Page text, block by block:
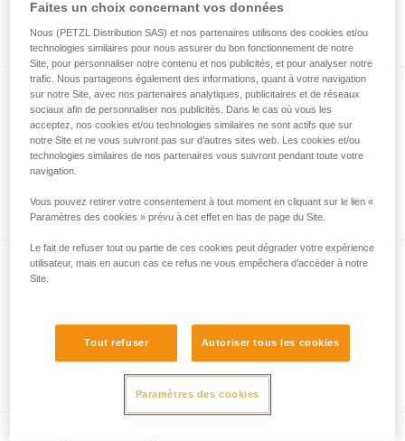
Nœuds
Nœuds autobloquants
Faites un choix concernant vos données
Nous (PETZL Distribution SAS) et nos partenaires utilisons des cookies et/ou
technologies similaires pour nous assurer du bon fonctionnement de notre
Site, pour personnaliser notre contenu et nos publicités, et pour analyser notre
trafic. Nous partageons également des informations, quant à votre navigation
sur notre Site, avec nos partenaires analytiques, publicitaires et de réseaux
sociaux afin de personnaliser nos publicités. Dans le cas où vous les
acceptez, nos cookies et/ou technologies similaires ne sont actifs que sur
notre Site et ne vous suivront pas sur d’autres sites web. Les cookies et/ou
technologies similaires de nos partenaires vous suivront pendant toute votre
navigation.
Vous pouvez retirer votre consentement à tout moment en cliquant sur le lien «
Paramètres des cookies » prévu à cet effet en bas de page du Site.
Le fait de refuser tout ou partie de ces cookies peut dégrader votre expérience
utilisateur, mais en aucun cas ce refus ne vous empêchera d’accéder à notre
Site.
Tout refuser Autoriser tous les cookies
Paramètres des cookies